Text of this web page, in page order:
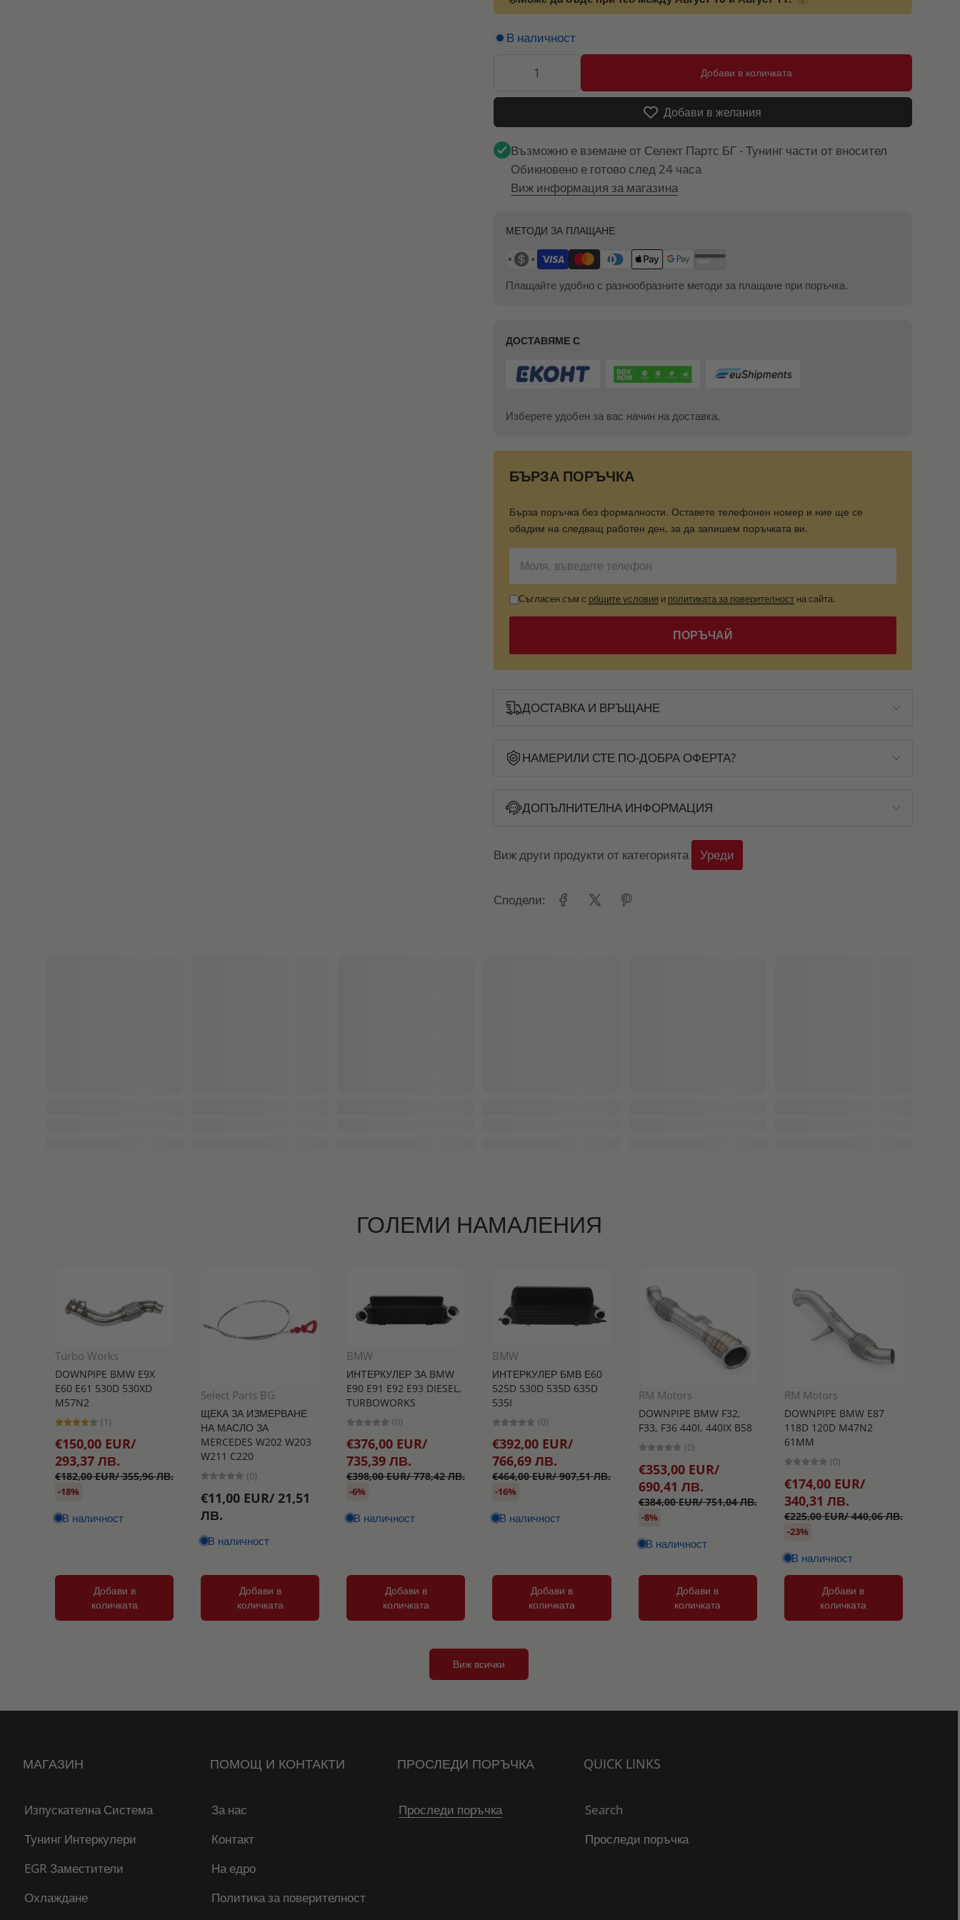
В наличност
Добави в количката
Добави в желания
Възможно е вземане от Селект Партс БГ - Тунинг части от вносител
Обикновено е готово след 24 часа
Виж информация за магазина
МЕТОДИ ЗА ПЛАЩАНЕ
Плащайте удобно с разнообразните методи за плащане при поръчка.
ДОСТАВЯМЕ С
Изберете удобен за вас начин на доставка.
БЪРЗА ПОРЪЧКА
Бърза поръчка без формалности. Оставете телефонен номер и ние ще се
обадим на следващ работен ден, за да запишем поръчката ви.
Съгласен съм с общите условия и политиката за поверителностна сайта.
ПОРЪЧАЙ
ДОСТАВКА И ВРЪЩАНЕ
НАМЕРИЛИ СТЕ ПО-ДОБРА ОФЕРТА?
ДОПЪЛНИТЕЛНА ИНФОРМАЦИЯ
Виж други продукти от категорията Уреди
Сподели:
ГОЛЕМИ НАМАЛЕНИЯ
Turbo Works
DOWNPIPE BMW E9X
E60 E61 530D 530XD
M57N2
(1)
€150,00 EUR/
293,37 ЛВ.
€182,00 EUR/ 355,96 ЛВ.
-18%
В наличност
Добави в
количката
Select Parts BG
ЩЕКА ЗА ИЗМЕРВАНЕ
НА МАСЛО ЗА
MERCEDES W202 W203
W211 C220
(0)
€11,00 EUR/ 21,51
ЛВ.
В наличност
Добави в
количката
BMW
ИНТЕРКУЛЕР ЗА BMW
E90 E91 E92 E93 DIESEL,
TURBOWORKS
(0)
€376,00 EUR/
735,39 ЛВ.
€398,00 EUR/ 778,42 ЛВ.
-6%
В наличност
Добави в
количката
BMW
ИНТЕРКУЛЕР БМВ Е60
525D 530D 535D 635D
535I
(0)
€392,00 EUR/
766,69 ЛВ.
€464,00 EUR/ 907,51 ЛВ.
-16%
В наличност
Добави в
количката
RM Motors
DOWNPIPE BMW F32,
F33, F36 440I, 440IX B58
(0)
€353,00 EUR/
690,41 ЛВ.
€384,00 EUR/ 751,04 ЛВ.
-8%
В наличност
Добави в
количката
RM Motors
DOWNPIPE BMW E87
118D 120D M47N2
61MM
(0)
€174,00 EUR/
340,31 ЛВ.
€225,00 EUR/ 440,06 ЛВ.
-23%
В наличност
Добави в
количката
Виж всички
МАГАЗИН
Изпускателна Система
Тунинг Интеркулери
EGR Заместители
Охлаждане
ПОМОЩ И КОНТАКТИ
За нас
Контакт
На едро
Политика за поверителност
ПРОСЛЕДИ ПОРЪЧКА
Проследи поръчка
QUICK LINKS
Search
Проследи поръчка